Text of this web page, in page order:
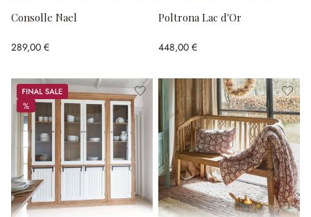
Consolle Nael
289,00 €
Poltrona Lac d'Or
448,00 €
Sale
%
%